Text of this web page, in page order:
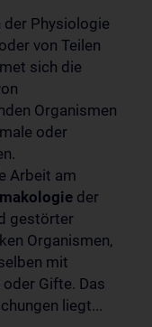
der Physiologie
von Teilen
sich die
Organismen
oder
Arbeit am
der
gestörter
Organismen,
mit
Gifte. Das
liegt...